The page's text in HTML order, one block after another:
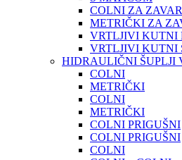
COLNI ZA
METRIČKI ZA
VRTLJIVI KUTNI
VRTLJIVI KUTNI
HIDRAULIČNI ŠUPLJI
COLNI
METRIČKI
COLNI
METRIČKI
COLNI PRIGUŠNI
COLNI PRIGUŠNI
COLNI